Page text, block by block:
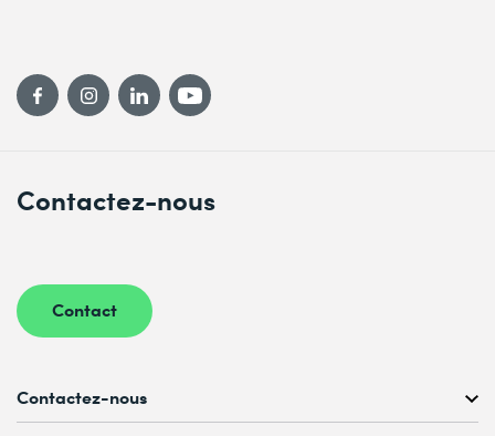
Contactez-nous
Contact
Contactez-nous